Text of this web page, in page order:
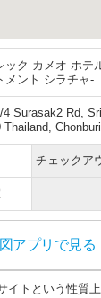
ック カメオ ホテ
メント シラチャ-
4 Surasak2 Rd,
Thailand, Chonburi
チェックア
アプリで見る
イトという性質